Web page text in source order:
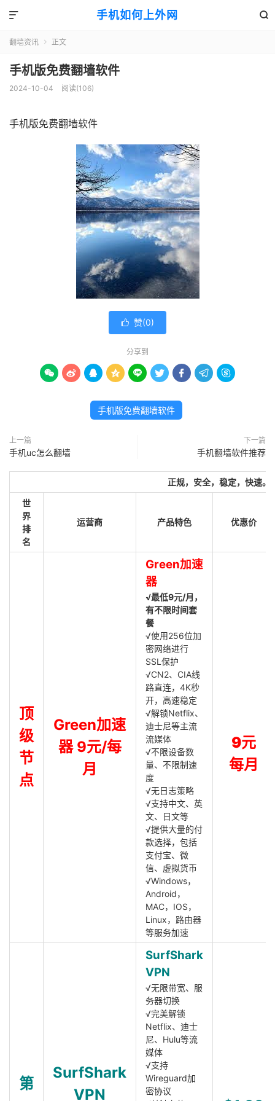
手机如何上外网 

翻墙资讯  正文
手机版免费翻墙软件
2024-10-04 阅读(106)
手机版免费翻墙软件
 赞(0)
分享到
        
手机版免费翻墙软件
上一篇
手机uc怎么翻墙
下一篇
手机翻墙软件推荐
正规，安全，稳定，快速。
世
界
排
名
运营商 产品特色 优惠价
顶
级
节
点
Green加速
器 9元/每
月
Green加速
器
√最低9元/月，
有不限时间套
餐
√使用256位加
密网络进行
SSL保护
√CN2、CIA线
路直连，4K秒
开，高速稳定
√解锁Netflix、
迪士尼等主流
流媒体
√不限设备数
量、不限制速
度
√无日志策略
√支持中文、英
文、日文等
√提供大量的付
款选择，包括
支付宝、微
信、虚拟货币
√Windows，
Android，
MAC，IOS，
Linux，路由器
等服务加速
9元
每月
第
SurfShark
VPN
SurfShark
VPN
√无限带宽、服
务器切换
√完美解锁
Netflix、迪士
尼、Hulu等流
媒体
√支持
Wireguard加
密协议